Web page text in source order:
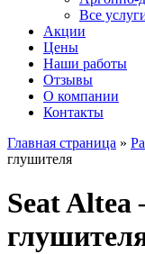
Все
Акции
Цены
Наши работы
Отзывы
О компании
Контакты
Главная страница »
глушителя
Seat Altea